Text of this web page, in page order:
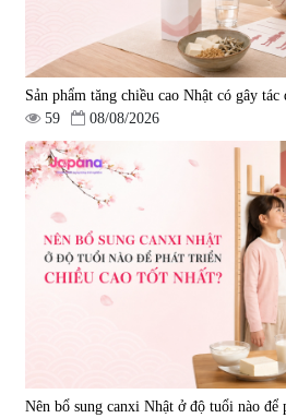
Sản phẩm tăng chiều cao Nhật có gây tác
59
08/08/2026
Nên bổ sung canxi Nhật ở độ tuổi nào để